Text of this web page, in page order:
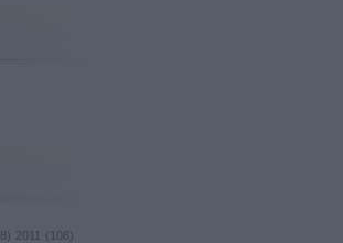
) 2011 ( 108 )